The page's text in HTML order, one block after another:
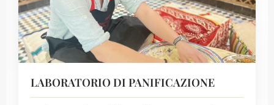
LABORATORIO DI PANIFICAZIONE